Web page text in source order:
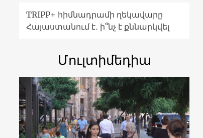
TRIPP+ հիմնադրամի ղեկավարը
Հայաստանում է․ ի՞նչ է քննարկվել
Մուլտիմեդիա